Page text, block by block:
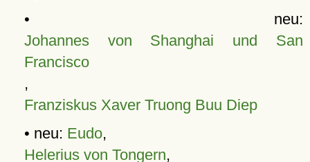
• neu:
Johannes von Shanghai und San
Francisco
,
Franziskus Xaver Truong Buu Diep
• neu: Eudo,
Helerius von Tongern,